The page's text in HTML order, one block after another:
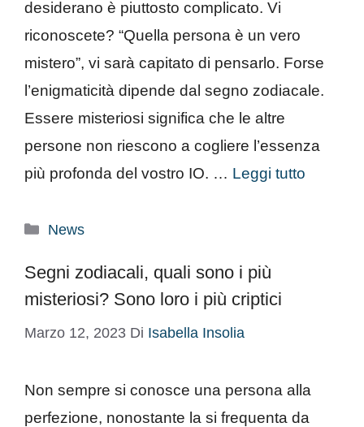
desiderano è piuttosto complicato. Vi
riconoscete? “Quella persona è un vero
mistero”, vi sarà capitato di pensarlo. Forse
l’enigmaticità dipende dal segno zodiacale.
Essere misteriosi significa che le altre
persone non riescono a cogliere l’essenza
più profonda del vostro IO. … Leggi tutto
Categorie
News
Segni zodiacali, quali sono i più
misteriosi? Sono loro i più criptici
Marzo 12, 2023 Di Isabella Insolia
Non sempre si conosce una persona alla
perfezione, nonostante la si frequenta da